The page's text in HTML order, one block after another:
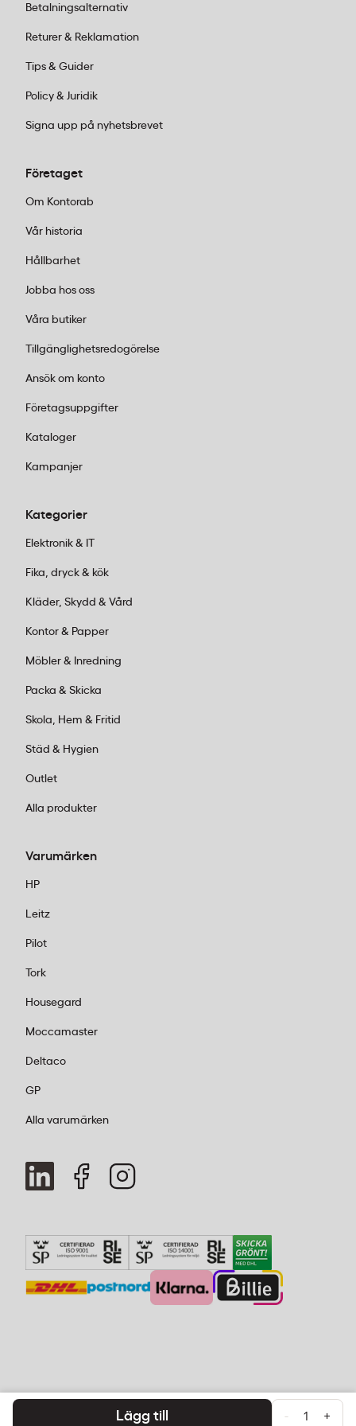
Lägg till - +
Betalningsalternativ
Returer & Reklamation
Tips & Guider
Policy & Juridik
Signa upp på nyhetsbrevet
Företaget
Om Kontorab
Vår historia
Hållbarhet
Jobba hos oss
Våra butiker
Tillgänglighetsredogörelse
Ansök om konto
Företagsuppgifter
Kataloger
Kampanjer
Kategorier
Elektronik & IT
Fika, dryck & kök
Kläder, Skydd & Vård
Kontor & Papper
Möbler & Inredning
Packa & Skicka
Skola, Hem & Fritid
Städ & Hygien
Outlet
Alla produkter
Varumärken
HP
Leitz
Pilot
Tork
Housegard
Moccamaster
Deltaco
GP
Alla varumärken